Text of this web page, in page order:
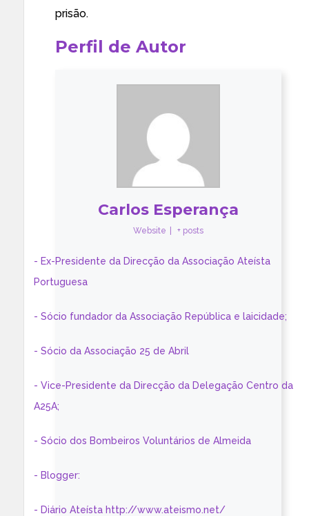
prisão.
Perfil de Autor
Carlos Esperança
Website + posts
- Ex-Presidente da Direcção da Associação Ateísta
Portuguesa
- Sócio fundador da Associação República e laicidade;
- Sócio da Associação 25 de Abril
- Vice-Presidente da Direcção da Delegação Centro da
A25A;
- Sócio dos Bombeiros Voluntários de Almeida
- Blogger:
- Diário Ateísta http://www.ateismo.net/